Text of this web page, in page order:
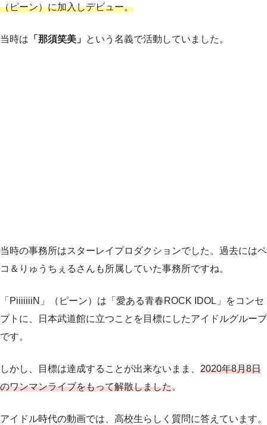
（ピーン）に加入しデビュー。
当時は 「那須笑美」 という名義で活動していました。
当時の事務所はスターレイプロダクションでした。過去にはペ
コ＆りゅうちぇるさんも所属していた事務所ですね。
「PiiiiiiiN」（ピーン）は「愛ある青春ROCK IDOL」をコンセ
プトに、日本武道館に立つことを目標にしたアイドルグループ
です。
しかし、目標は達成することが出来ないまま、 2020年8月8日
のワンマンライブをもって解散しました。
アイドル時代の動画では、高校生らしく質問に答えています。